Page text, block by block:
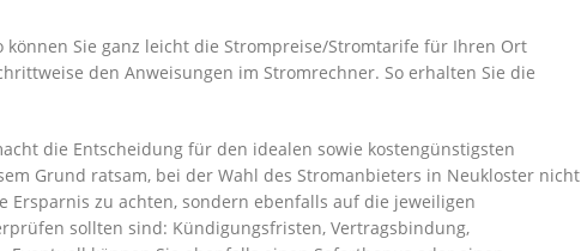
Sie ganz leicht die Strompreise/Stromtarife für Ihren Ort
den Anweisungen im Stromrechner. So erhalten Sie die
die Entscheidung für den idealen sowie kostengünstigsten
Grund ratsam, bei der Wahl des Stromanbieters in Neukloster nicht
zu achten, sondern ebenfalls auf die jeweiligen
sollten sind: Kündigungsfristen, Vertragsbindung,